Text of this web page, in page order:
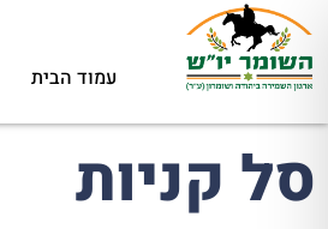
עמוד הבית
סל קניות